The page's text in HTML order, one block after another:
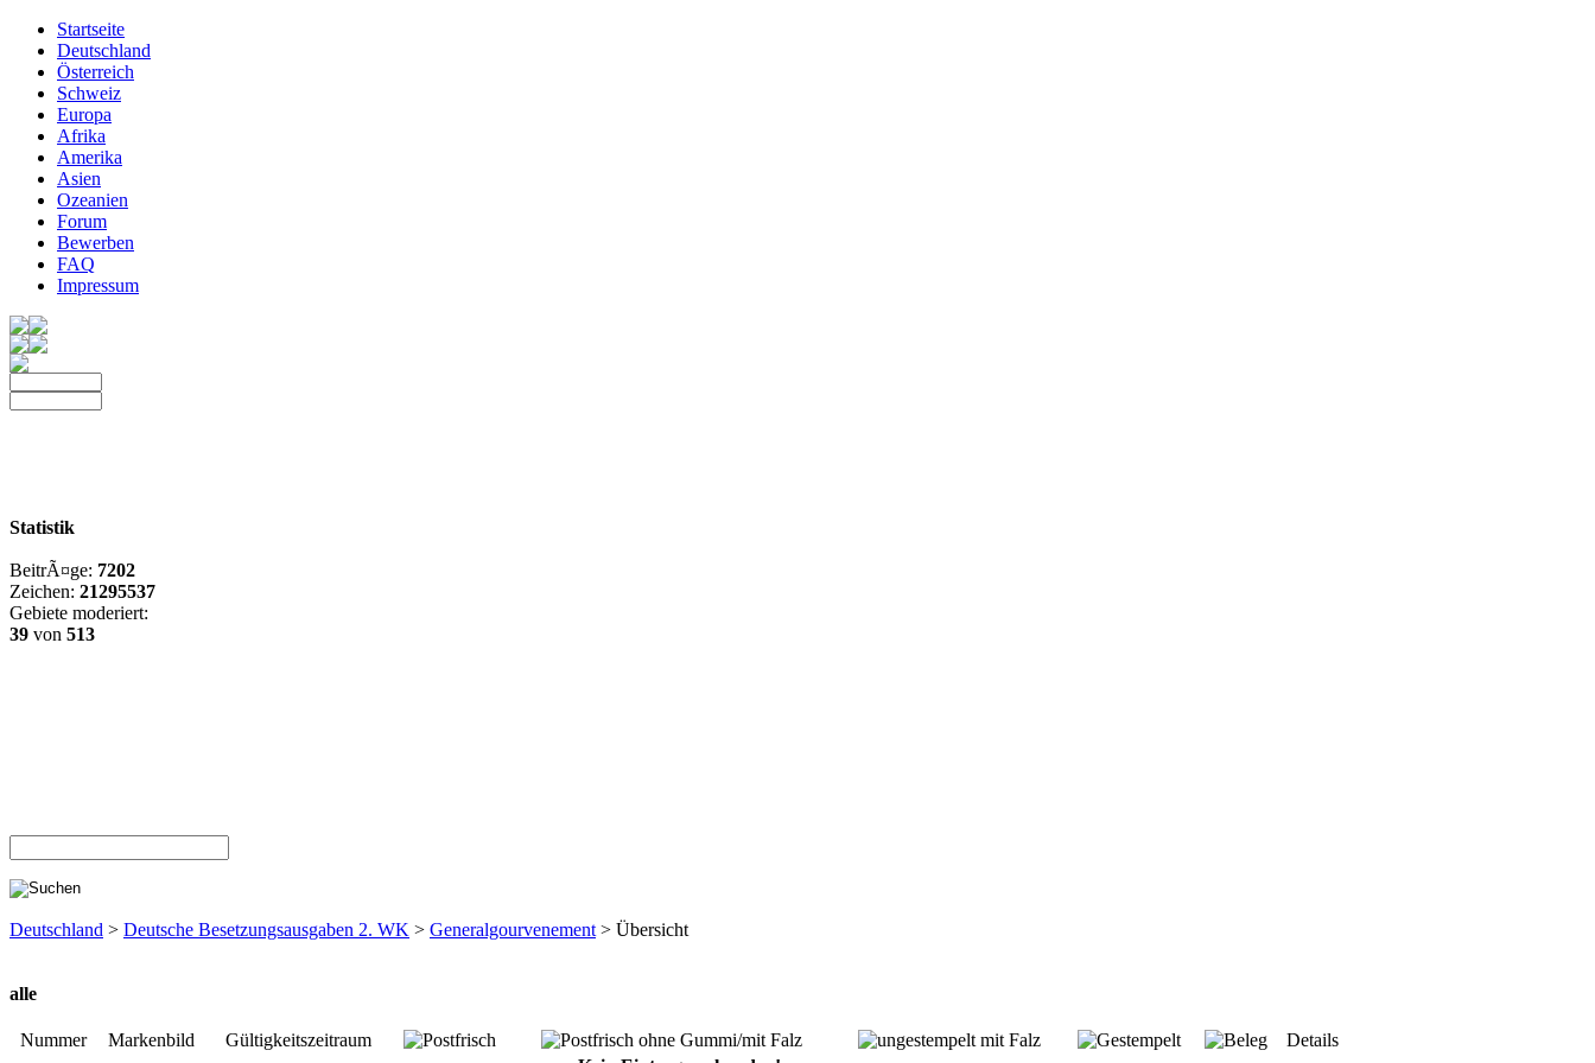
Startseite
Deutschland
Österreich
Schweiz
Europa
Afrika
Amerika
Asien
Ozeanien
Forum
Bewerben
FAQ
Impressum
Statistik
BeitrÃ¤ge: 7202
Zeichen: 21295537
Gebiete moderiert:
39 von 513
Deutschland > Deutsche Besetzungsausgaben 2. WK > Generalgourvenement > Übersicht
alle
Nummer Markenbild Gültigkeitszeitraum
Details